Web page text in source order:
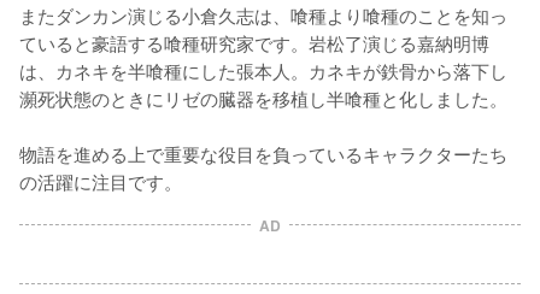
またダンカン演じる小倉久志は、喰種より喰種のことを知っ
ていると豪語する喰種研究家です。岩松了演じる嘉納明博
は、カネキを半喰種にした張本人。カネキが鉄骨から落下し
瀕死状態のときにリゼの臓器を移植し半喰種と化しました。
物語を進める上で重要な役目を負っているキャラクターたち
の活躍に注目です。
AD